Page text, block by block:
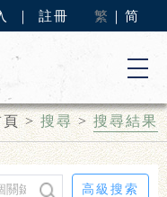
註冊 繁 简
頁> 搜尋>搜尋結果
高級搜索